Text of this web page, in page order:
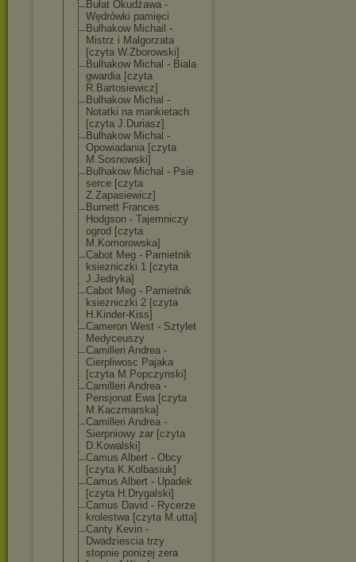
Bułat Okudżawa -
Wędrówki pamięci
Bulhakow Michail -
Mistrz i Malgorzata
[czyta W.Zborowski]
Bulhakow Michal - Biala
gwardia [czyta
R.Bartosiewicz]
Bulhakow Michal -
Notatki na mankietach
[czyta J.Duriasz]
Bulhakow Michal -
Opowiadania [czyta
M.Sosnowski]
Bulhakow Michal - Psie
serce [czyta
Z.Zapasiewicz]
Burnett Frances
Hodgson - Tajemniczy
ogrod [czyta
M.Komorowska]
Cabot Meg - Pamietnik
ksiezniczki 1 [czyta
J.Jedryka]
Cabot Meg - Pamietnik
ksiezniczki 2 [czyta
H.Kinder-Kiss]
Cameron West - Sztylet
Medyceuszy
Camilleri Andrea -
Cierpliwosc Pajaka
[czyta M.Popczynski]
Camilleri Andrea -
Pensjonat Ewa [czyta
M.Kaczmarska]
Camilleri Andrea -
Sierpniowy zar [czyta
D.Kowalski]
Camus Albert - Obcy
[czyta K.Kolbasiuk]
Camus Albert - Upadek
[czyta H.Drygalski]
Camus David - Rycerze
krolestwa [czyta M.utta]
Canty Kevin -
Dwadziescia trzy
stopnie ponizej zera